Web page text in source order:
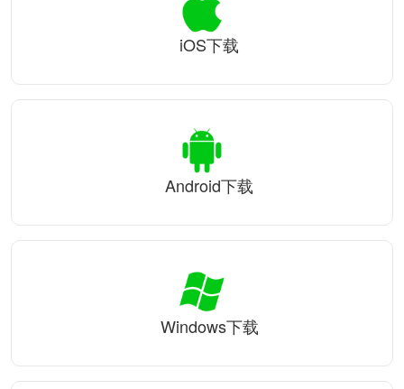
iOS下载
Android下载
Windows下载